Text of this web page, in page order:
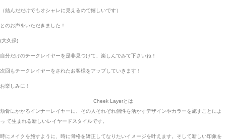
（結んだだけでもオシャレに見えるので嬉しいです）
とのお声をいただきました！
(大久保)
自分だけのチークレイヤーを是非見つけて、楽しんでみて下さいね！
次回もチークレイヤーをされたお客様をアップしていきます！
お楽しみに！
Cheek Layerとは
頬骨にかかるインナーレイヤーに、その人それぞれ個性を活かすデザインやカラーを施すことによ
っ て生まれる新しいレイヤードスタイルです。
時にメイクを施すように、時に骨格を矯正してなりたいイメージを叶えます。そして新しい印象を